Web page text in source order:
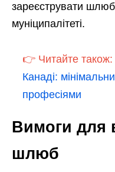
зареєструвати
муніципалітеті.
👉 Читайте також:
Канаді:
професіями
Вимоги для
шлюб